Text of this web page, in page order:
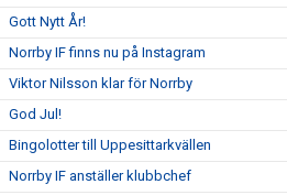
Gott Nytt År!
Norrby IF finns nu på Instagram
Viktor Nilsson klar för Norrby
God Jul!
Bingolotter till Uppesittarkvällen
Norrby IF anställer klubbchef